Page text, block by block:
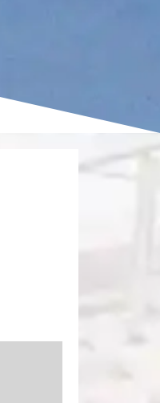
Réparation de toiture